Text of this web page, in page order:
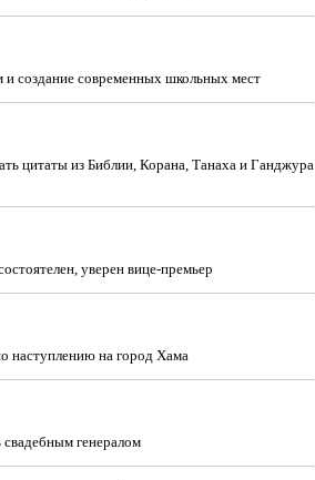
создание современных школьных мест
цитаты из Библии, Корана, Танаха и Ганджура
уверен вице-премьер
наступлению на город Хама
свадебным генералом